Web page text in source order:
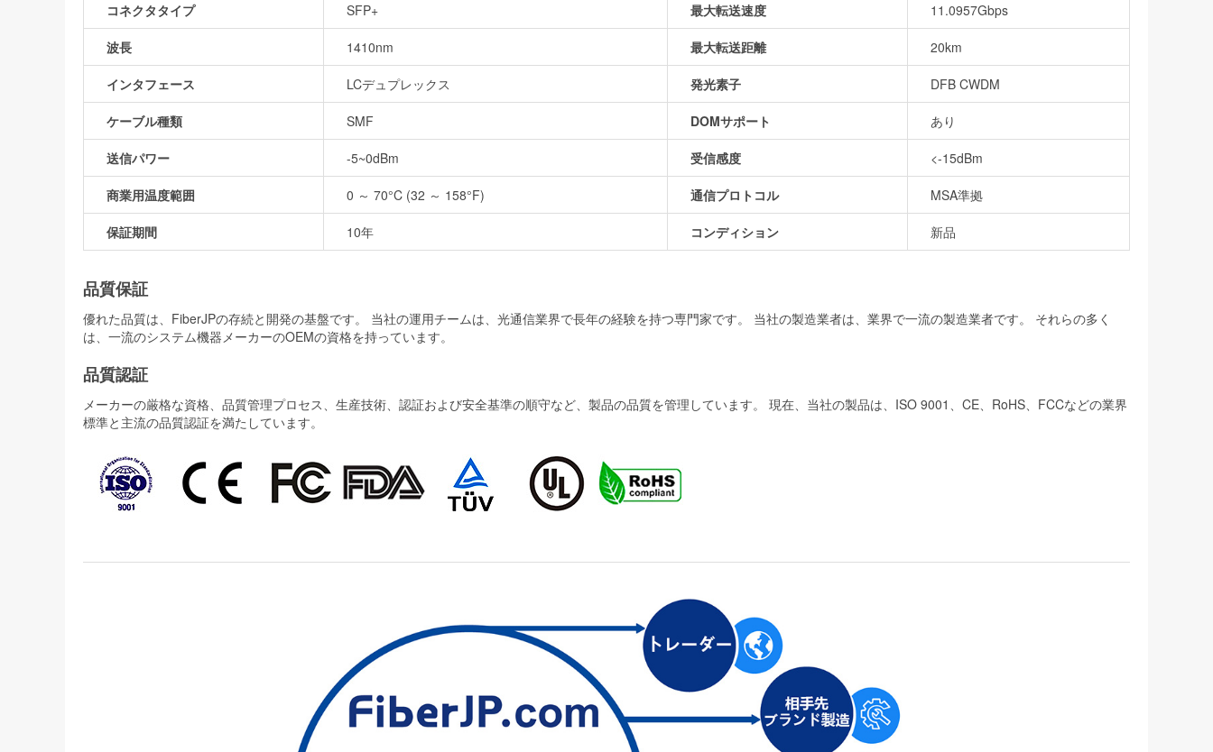
コネクタタイプ SFP+ 最大転送速度 11.0957Gbps
波長 1410nm 最大転送距離 20km
インタフェース LCデュプレックス 発光素子 DFB CWDM
ケーブル種類 SMF DOMサポート あり
送信パワー -5~0dBm 受信感度 <-15dBm
商業用温度範囲 0 ～ 70°C (32 ～ 158°F) 通信プロトコル MSA準拠
保証期間 10年 コンディション 新品
品質保証
優れた品質は、FiberJPの存続と開発の基盤です。 当社の運用チームは、光通信業界で長年の経験を持つ専門家です。 当社の製造業者は、業界で一流の製造業者です。 それらの多く
は、一流のシステム機器メーカーのOEMの資格を持っています。
品質認証
メーカーの厳格な資格、品質管理プロセス、生産技術、認証および安全基準の順守など、製品の品質を管理しています。 現在、当社の製品は、ISO 9001、CE、RoHS、FCCなどの業界
標準と主流の品質認証を満たしています。